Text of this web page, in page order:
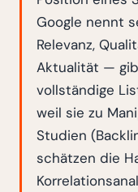
Google nennt
Relevanz,
Aktualität —
vollständige
weil sie zu
Studien
schätzen die